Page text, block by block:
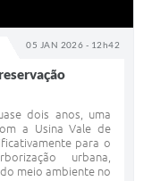
05 JAN 2026 - 12h42
dois anos, uma
a Usina Vale de
para o
urbana,
meio ambiente no